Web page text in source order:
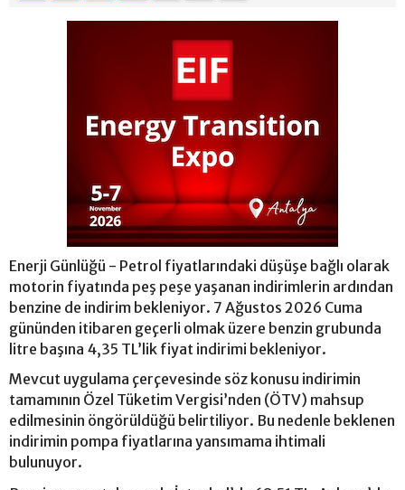
Enerji Günlüğü - Petrol fiyatlarındaki düşüşe bağlı olarak
motorin fiyatında peş peşe yaşanan indirimlerin ardından
benzine de indirim bekleniyor. 7 Ağustos 2026 Cuma
gününden itibaren geçerli olmak üzere benzin grubunda
litre başına 4,35 TL’lik fiyat indirimi bekleniyor.
Mevcut uygulama çerçevesinde söz konusu indirimin
tamamının Özel Tüketim Vergisi’nden (ÖTV) mahsup
edilmesinin öngörüldüğü belirtiliyor. Bu nedenle beklenen
indirimin pompa fiyatlarına yansımama ihtimali
bulunuyor.